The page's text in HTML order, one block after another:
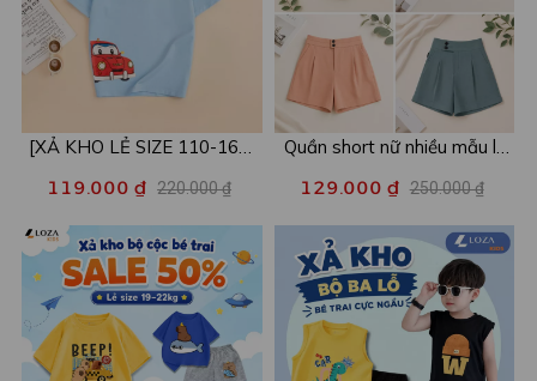
[XẢ KHO LẺ SIZE 110-160]
mẫu - Áo trẻ em từ 15-42kg
- Loza Kids XPL001
119.000 ₫ 220.000 ₫
Quần short nữ nhiều mẫu lẻ
còn 99k/c - Loza XA016
129.000 ₫ 250.000 ₫